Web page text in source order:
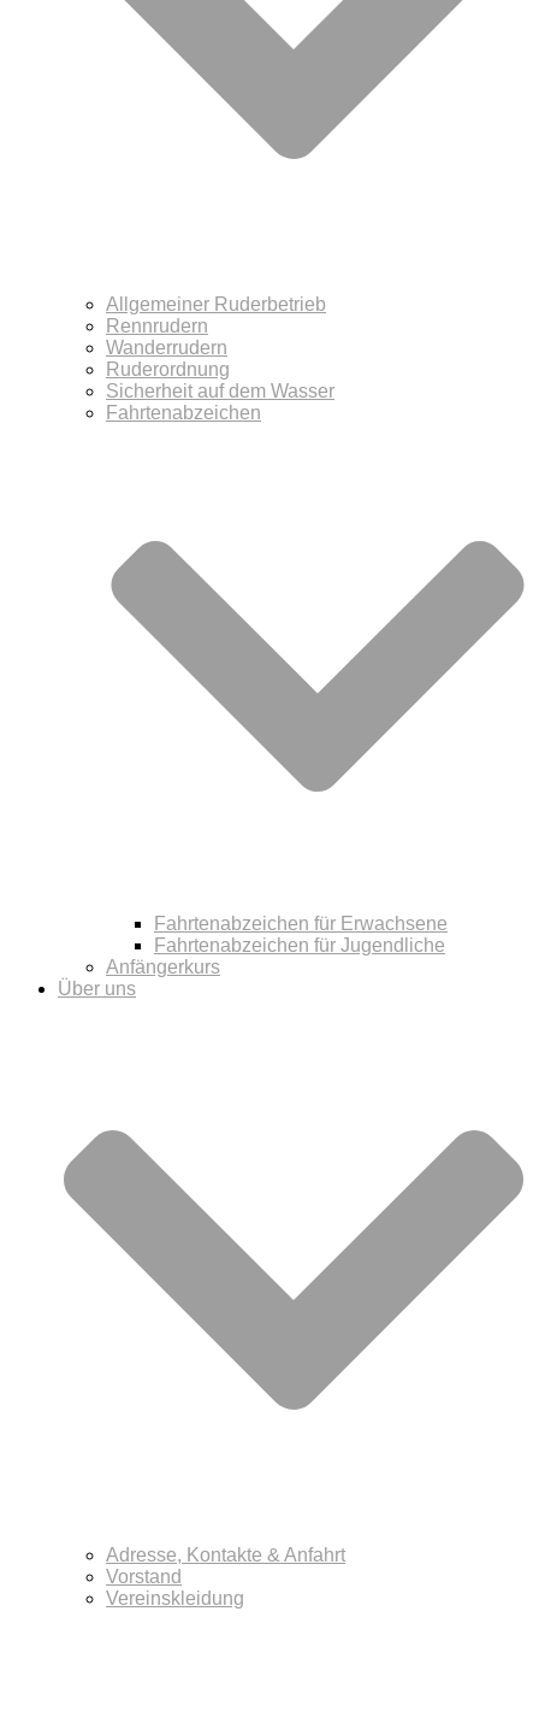
Allgemeiner Ruderbetrieb
Rennrudern
Wanderrudern
Ruderordnung
Sicherheit auf dem Wasser
Fahrtenabzeichen
Fahrtenabzeichen für Erwachsene
Fahrtenabzeichen für Jugendliche
Anfängerkurs
Über uns
Adresse, Kontakte & Anfahrt
Vorstand
Vereinskleidung